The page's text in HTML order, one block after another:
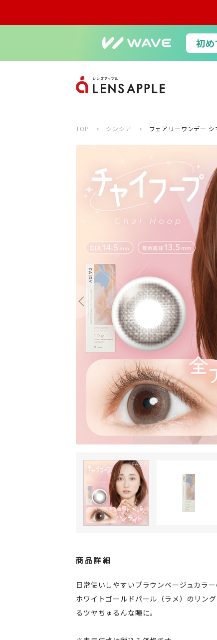
TOP シンシア フェアリーワンデー シ
商品詳細
日常使いしやすいブラウンベージュカラ
ホワイトゴールドパール（ラメ）のリン
るツヤちゅるんな瞳に。